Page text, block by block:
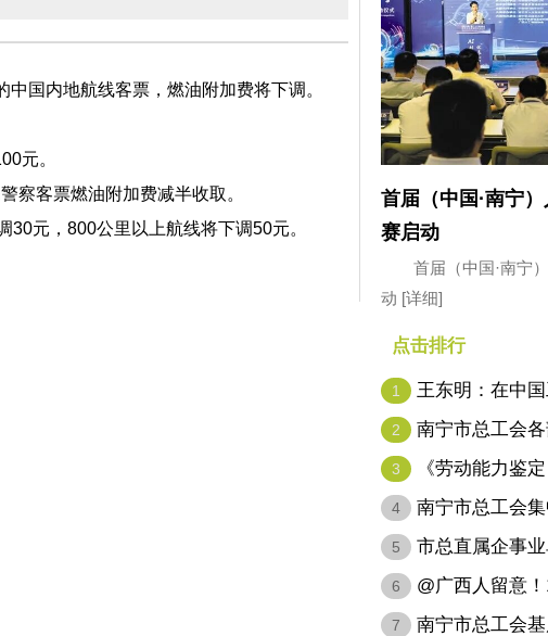
国内地航线客票，燃油附加费将下调。
元。
客票燃油附加费减半收取。
元，800公里以上航线将下调50元。
首届（中国·南宁
赛启动
首届（中国·南宁
动 [详细]
点击排行
1
王东明：在中
代表…
2 南宁市总工会
3
《劳动能力鉴
病…
4 南宁市总工会
5 市总直属企事
6
@广西人留意
缴费，…
7
南宁市总工会